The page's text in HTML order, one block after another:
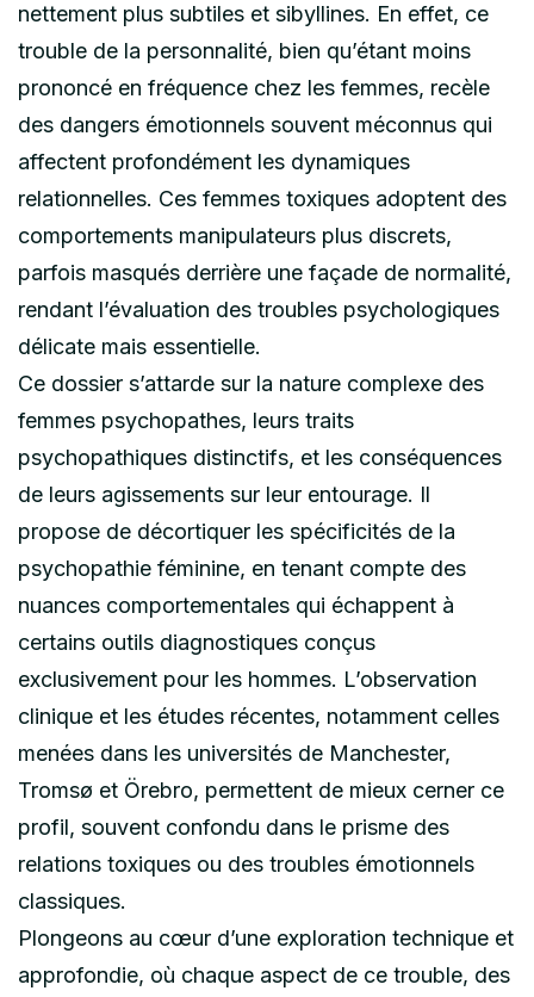
nettement plus subtiles et sibyllines. En effet, ce
trouble de la personnalité, bien qu’étant moins
prononcé en fréquence chez les femmes, recèle
des dangers émotionnels souvent méconnus qui
affectent profondément les dynamiques
relationnelles. Ces femmes toxiques adoptent des
comportements manipulateurs plus discrets,
parfois masqués derrière une façade de normalité,
rendant l’évaluation des troubles psychologiques
délicate mais essentielle.
Ce dossier s’attarde sur la nature complexe des
femmes psychopathes, leurs traits
psychopathiques distinctifs, et les conséquences
de leurs agissements sur leur entourage. Il
propose de décortiquer les spécificités de la
psychopathie féminine, en tenant compte des
nuances comportementales qui échappent à
certains outils diagnostiques conçus
exclusivement pour les hommes. L’observation
clinique et les études récentes, notamment celles
menées dans les universités de Manchester,
Tromsø et Örebro, permettent de mieux cerner ce
profil, souvent confondu dans le prisme des
relations toxiques ou des troubles émotionnels
classiques.
Plongeons au cœur d’une exploration technique et
approfondie, où chaque aspect de ce trouble, des